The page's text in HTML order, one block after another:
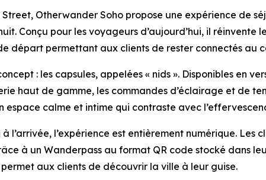
Otherwander Soho propose une expérience de
Conçu pour les voyageurs d’aujourd’hui, il
départ permettant aux clients de rester connectés
: les capsules, appelées « nids ». Disponibles en
haut de gamme, les commandes d’éclairage et de
espace calme et intime qui contraste avec
l’arrivée, l’expérience est entièrement numérique.
à un Wanderpass au format QR code stocké dans
aux clients de découvrir la ville à leur guise.